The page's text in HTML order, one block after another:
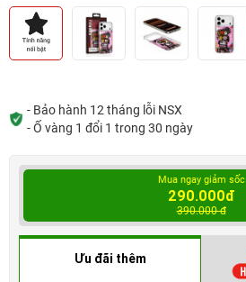
- Bảo hành 12 tháng lỗi NSX
- Ố vàng 1 đổi 1 trong 30 ngày
Mua ngay giảm sốc
290.000đ
390.000 đ
Ưu đãi thêm